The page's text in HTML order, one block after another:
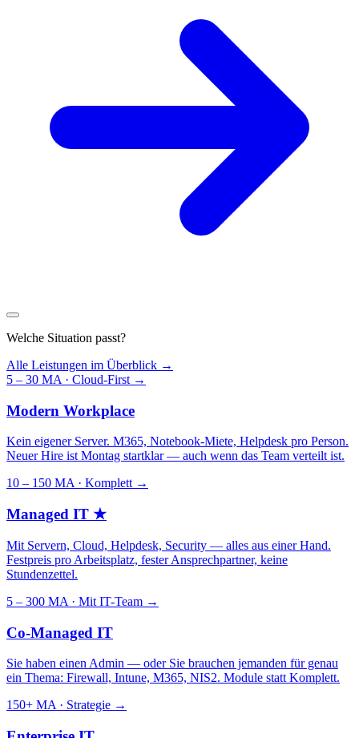
Welche Situation passt?
Alle Leistungen im Überblick →
5 – 30 MA · Cloud-First →
Modern Workplace
Kein eigener Server. M365, Notebook-Miete, Helpdesk pro Person.
Neuer Hire ist Montag startklar — auch wenn das Team verteilt ist.
10 – 150 MA · Komplett →
Managed IT ★
Mit Servern, Cloud, Helpdesk, Security — alles aus einer Hand.
Festpreis pro Arbeitsplatz, fester Ansprechpartner, keine
Stundenzettel.
5 – 300 MA · Mit IT-Team →
Co-Managed IT
Sie haben einen Admin — oder Sie brauchen jemanden für genau
ein Thema: Firewall, Intune, M365, NIS2. Module statt Komplett.
150+ MA · Strategie →